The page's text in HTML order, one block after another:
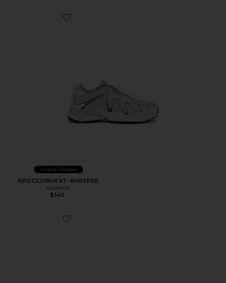
Favorite КРОССОВКИ XT-WHISPER
Лидер Продаж
КРОССОВКИ XT-WHISPER
Salomon
$140
Favorite КРОССОВКИ CLOUD 6 GEO WP